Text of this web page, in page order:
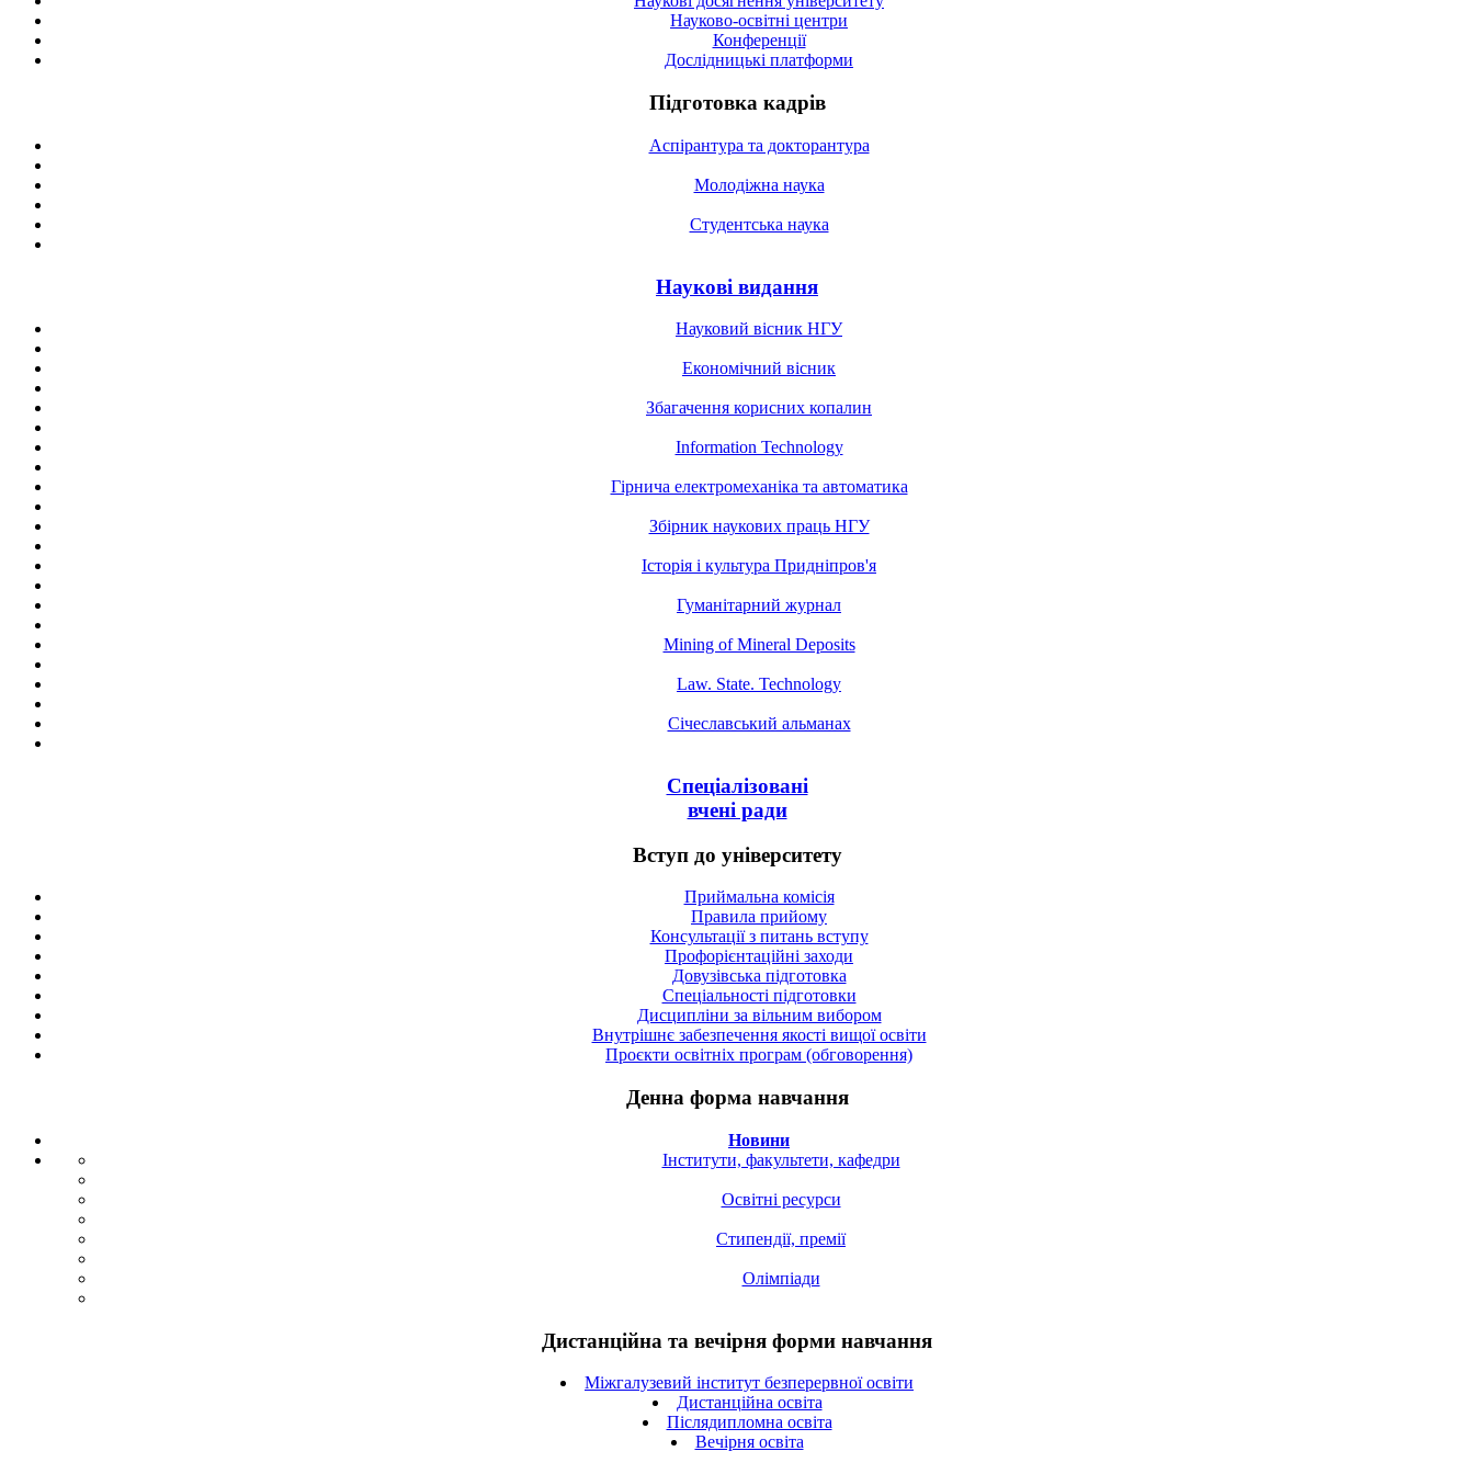
Науково-освітні центри
Конференції
Дослідницькі платформи
Підготовка кадрів
Аспірантура та докторантура
Молодіжна наука
Студентська наука
Наукові видання
Науковий вісник НГУ
Економічний вісник
Збагачення корисних копалин
Information Technology
Гірнича електромеханіка та автоматика
Збірник наукових праць НГУ
Історія і культура Придніпров'я
Гуманітарний журнал
Mining of Mineral Deposits
Law. State. Technology
Січеславський альманах
Спеціалізовані
вчені ради
Вступ до університету
Приймальна комісія
Правила прийому
Консультації з питань вступу
Профорієнтаційні заходи
Довузівська підготовка
Спецiальностi підготовки
Дисципліни за вільним вибором
Внутрішнє забезпечення якості вищої освіти
Проєкти освітніх програм (обговорення)
Денна форма навчання
Новини
Інститути, факультети, кафедри
Освітні ресурси
Стипендії, премії
Олімпіади
Дистанційна та вечірня форми навчання
Міжгалузевий інститут безперервної освіти
Дистанційна освіта
Післядипломна освіта
Вечірня освіта